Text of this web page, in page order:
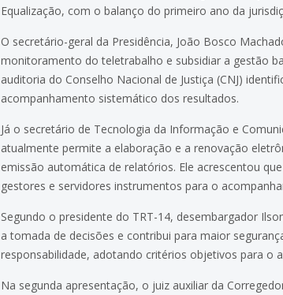
Equalização, com o balanço do primeiro ano da
O secretário-geral da Presidência, João Bosco
monitoramento do teletrabalho e subsidiar a gestão
auditoria do Conselho Nacional de Justiça (CNJ)
acompanhamento sistemático dos resultados.
Já o secretário de Tecnologia da Informação e
atualmente permite a elaboração e a renovação
emissão automática de relatórios. Ele acrescentou
gestores e servidores instrumentos para o
Segundo o presidente do TRT-14, desembargador
a tomada de decisões e contribui para maior
responsabilidade, adotando critérios objetivos para o
Na segunda apresentação, o juiz auxiliar da